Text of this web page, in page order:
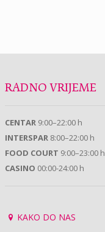
RADNO VRIJEME
CENTAR 9:00–22:00 h
INTERSPAR 8:00–22:00 h
FOOD COURT 9:00–23:00 h
CASINO 00:00-24:00 h
KAKO DO NAS